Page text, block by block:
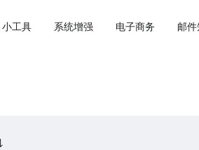
小工具 系统增强 电子商务
邮